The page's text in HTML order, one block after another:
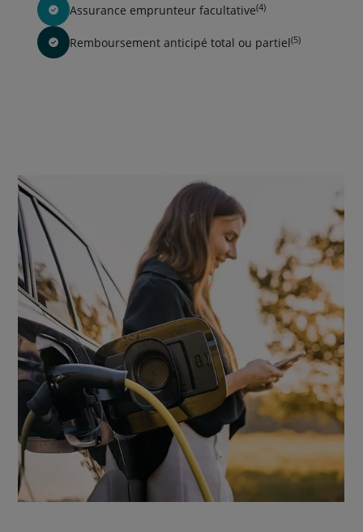
Assurance emprunteur facultative(4)
Remboursement anticipé total ou partiel(5)